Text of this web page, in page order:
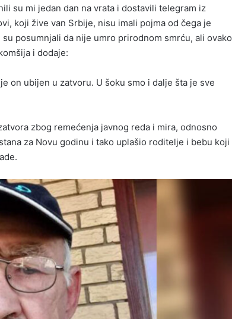
su mi jedan dan na vrata i dostavili telegram iz
koji žive van Srbije, nisu imali pojma od čega je
posumnjali da nije umro prirodnom smrću, ali ovako
i dodaje:
on ubijen u zatvoru. U šoku smo i dalje šta je sve
zbog remećenja javnog reda i mira, odnosno
za Novu godinu i tako uplašio roditelje i bebu koji